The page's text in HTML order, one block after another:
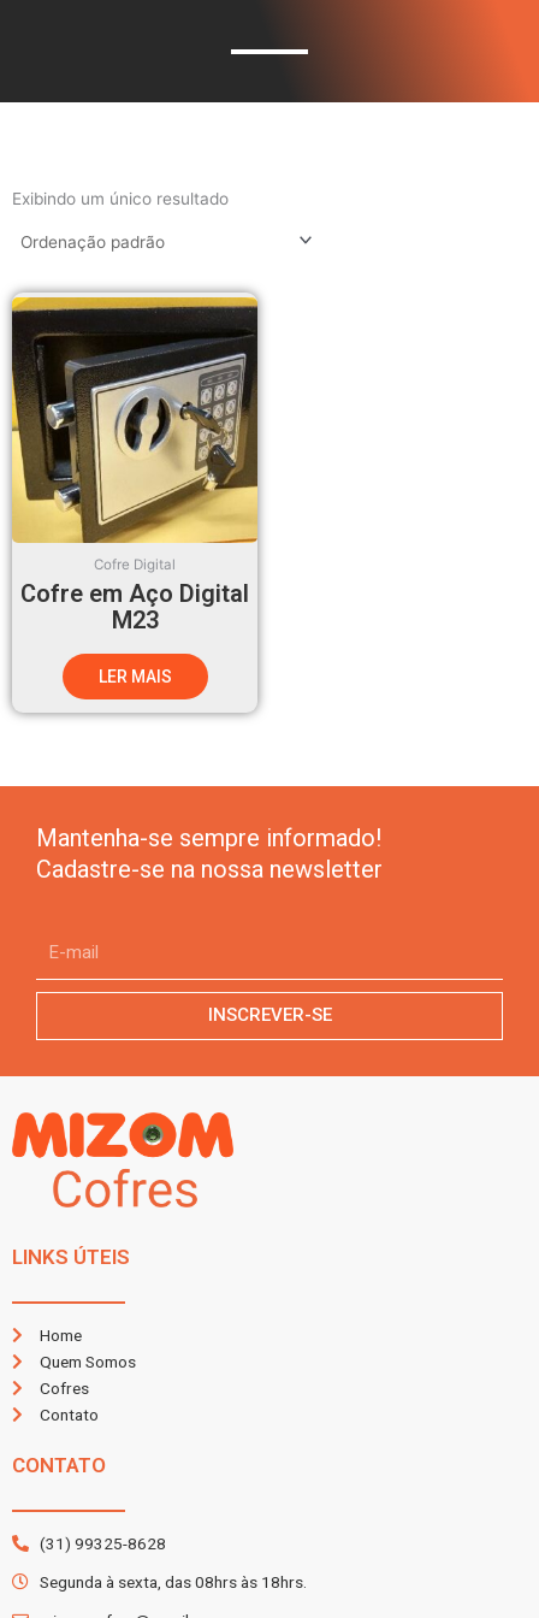
Exibindo um único resultado
Cofre Digital
Cofre em Aço Digital
M23
LER MAIS
Mantenha-se sempre informado!
Cadastre-se na nossa newsletter
INSCREVER-SE
LINKS ÚTEIS
Home
Quem Somos
Cofres
Contato
CONTATO
(31) 99325-8628
Segunda à sexta, das 08hrs às 18hrs.